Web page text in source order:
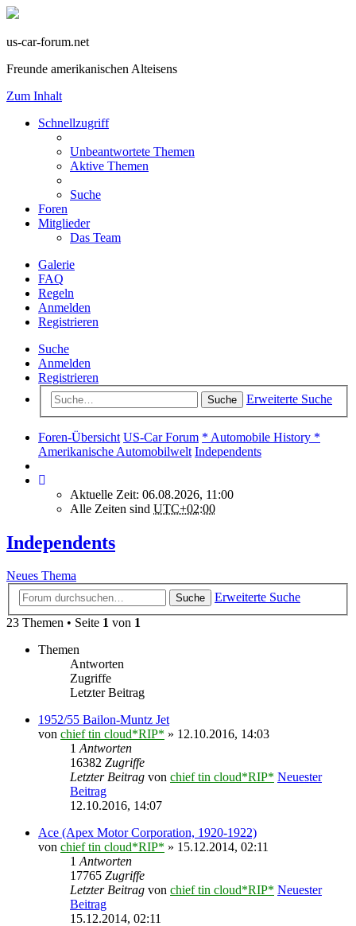
us-car-forum.net
Freunde amerikanischen Alteisens
Zum Inhalt
Schnellzugriff
Unbeantwortete Themen
Aktive Themen
Suche
Foren
Mitglieder
Das Team
Galerie
FAQ
Regeln
Anmelden
Registrieren
Suche
Anmelden
Registrieren
Suche Erweiterte Suche
Foren-Übersicht US-Car Forum * Automobile History *
Amerikanische Automobilwelt Independents
Aktuelle Zeit: 06.08.2026, 11:00
Alle Zeiten sind UTC+02:00
Independents
Neues Thema
Suche
Erweiterte Suche
23 Themen • Seite 1 von 1
Themen
Antworten
Zugriffe
Letzter Beitrag
1952/55 Bailon-Muntz Jet
von chief tin cloud*RIP* » 12.10.2016, 14:03
1 Antworten
16382 Zugriffe
Letzter Beitrag von chief tin cloud*RIP* Neuester
Beitrag
12.10.2016, 14:07
Ace (Apex Motor Corporation, 1920-1922)
von chief tin cloud*RIP* » 15.12.2014, 02:11
1 Antworten
17765 Zugriffe
Letzter Beitrag von chief tin cloud*RIP* Neuester
Beitrag
15.12.2014, 02:11